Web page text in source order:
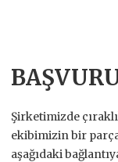
Şirketimizde
ekibimizin bir
aşağıdaki